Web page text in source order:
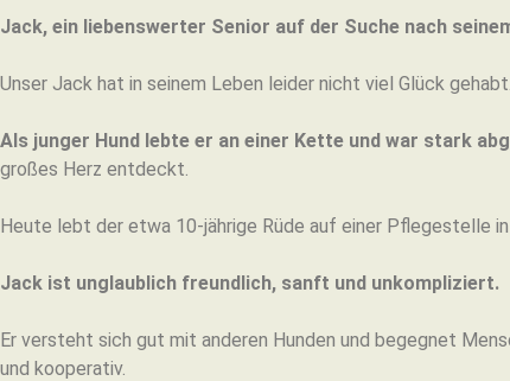
Jack, ein liebenswerter Senior auf der Suche nach
Unser Jack hat in seinem Leben leider nicht viel Glück gehabt.
Als junger Hund lebte er an einer Kette und war stark
großes Herz entdeckt.
Heute lebt der etwa 10-jährige Rüde auf einer Pflegestelle
Jack ist unglaublich freundlich, sanft und unkompliziert.
Er versteht sich gut mit anderen Hunden und begegnet
und kooperativ.